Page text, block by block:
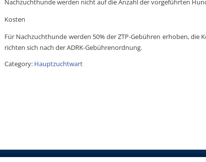
Nachzuchthunde werden nicht auf die Anzahl der vorgeführten
Kosten
Für Nachzuchthunde werden 50% der ZTP-Gebühren erhoben, die
richten sich nach der ADRK-Gebührenordnung.
Category: Hauptzuchtwart